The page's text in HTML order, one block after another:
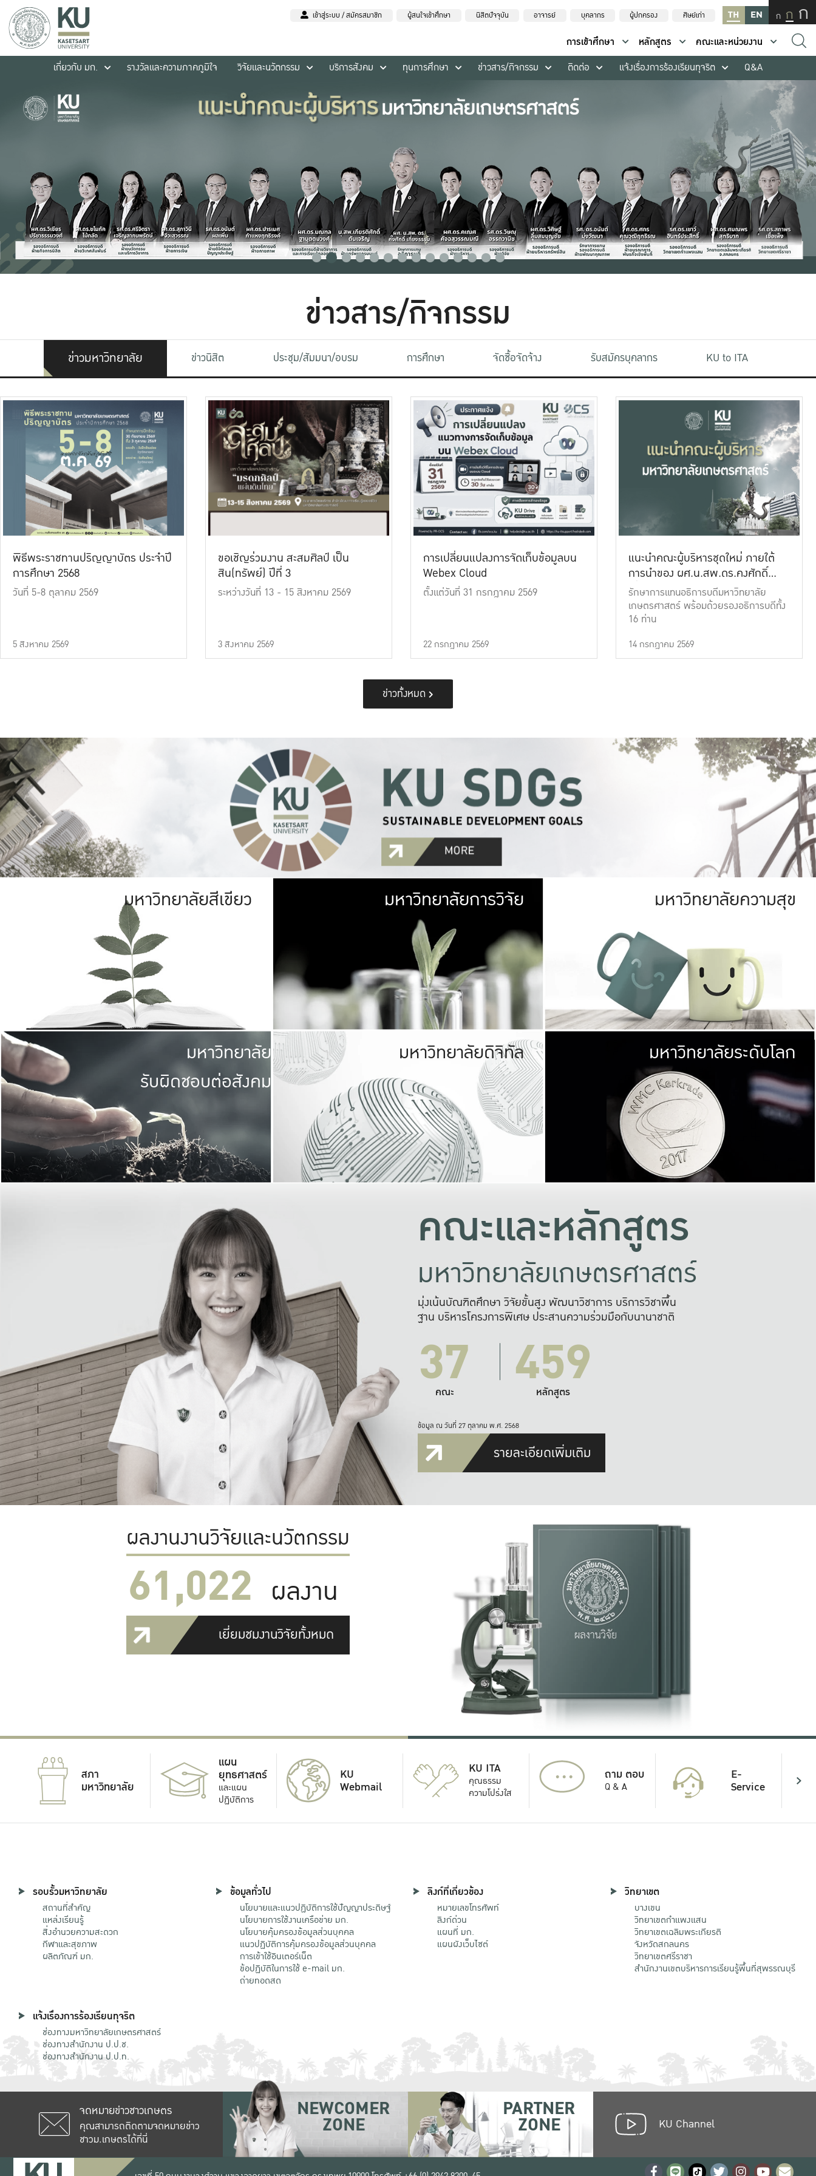
เข้าสู่ระบบ / สมัครสมาชิก ผู้สนใจเข้าศึกษา นิสิตปัจจุบัน อาจารย์ บุคลากร ผู้ปกครอง ศิษย์เก่า TH EN ก ก ก
การเข้าศึกษา หลักสูตร
คณะและหน่วยงาน
เกี่ยวกับ มก.
รางวัลและความภาคภูมิใจ วิจัยและนวัตกรรม บริการสังคม ทุนการศึกษา ข่าวสาร/กิจกรรม ติดต่อ แจ้งเรื่องการร้องเรียนทุจริต Q&A
ข่าวสาร/กิจกรรม
ข่าวมหาวิทยาลัย ข่าวนิสิต ประชุม/สัมมนา/อบรม การศึกษา จัดซื้อจัดจ้าง รับสมัครบุคลากร KU to ITA
พิธีพระราชทานปริญญาบัตร ประจำปี
การศึกษา 2568
วันที่ 5-8 ตุลาคม 2569
5 สิงหาคม 2569
ขอเชิญร่วมงาน สะสมศิลป์ เป็น
สิน(ทรัพย์) ปีที่ 3
ระหว่างวันที่ 13 - 15 สิงหาคม 2569
3 สิงหาคม 2569
การเปลี่ยนแปลงการจัดเก็บข้อมูลบน
Webex Cloud
ตั้งแต่วันที่ 31 กรกฎาคม 2569
22 กรกฎาคม 2569
แนะนำคณะผู้บริหารชุดใหม่ ภายใต้
การนำของ ผศ.น.สพ.ดร.คงศักดิ์
เที่ยงธรรม
รักษาการแทนอธิการบดีมหาวิทยาลัย
เกษตรศาสตร์ พร้อมด้วยรองอธิการบดีทั้ง
16 ท่าน
14 กรกฎาคม 2569
ข่าวทั้งหมด
มหาวิทยาลัยสีเขียว มหาวิทยาลัย
เกษตรศาสตร์ มีพื้นที่เขียวสดใส หนาแน่น
เป็นป่าในเมือง (URBAN FOREST)
เกษตรในเมือง (URBAN AGRICULTURE)
ที่นับรวมกันได้ประมาณ 1,400 ไร่
มหาวิทยาลัยการวิจัย มหาวิทยาลัย
ให้กับประชาชน
มหาวิทยาลัยความสุข
มหาวิทยาลัย
รับผิดชอบต่อสังคม
มหาวิทยาลัยรับผิดชอบต่อสังคม
ร่วมมือกับชุมชน เพื่อความกินดีอยู่ดี
และความสุขอย่างยั่งยืน
มองปัญหาในภาพกว้าง
แก้ไขจากปัญหาจุดเล็กๆ
มหาวิทยาลัยดิจิทัล มหาวิทยา
พร้อมที่จ
และผลักดันในการใช้ระบบส
เพื่อการทำงานแ
มหาวิทยาลัยระดับโลก
คณะและหลักสูตร
มหาวิทยาลัยเกษตรศาสตร์
มุ่งเน้นบัณฑิตศึกษา วิจัยขั้นสูง พัฒนาวิชาการ บริการวิชาพื้น
ฐาน บริหารโครงการพิเศษ ประสานความร่วมมือกับนานาชาติ
37
คณะ 459
หลักสูตร
ข้อมูล ณ วันที่ 27 ตุลาคม พ.ศ. 2568
รายละเอียดเพิ่มเติม
ผลงานงานวิจัยและนวัตกรรม
61,022 ผลงาน
เยี่ยมชมงานวิจัยทั้งหมด
สภา
มหาวิทยาลัย
แผน
ยุทธศาสตร์
และแผน
ปฏิบัติการ
KU
Webmail
KU ITA
คุณธรรม
ความโปร่งใส
... ถาม ตอบ
Q & A
E-
Service
รอบรั้วมหาวิทยาลัย
สถานที่สำคัญ
แหล่งเรียนรู้
สิ่งอำนวยความสะดวก
กีฬาและสุขภาพ
ผลิตภัณฑ์ มก.
ข้อมูลทั่วไป
นโยบายและแนวปฏิบัติการใช้ปัญญาประดิษฐ์
นโยบายการใช้งานเครือข่าย มก.
นโยบายคุ้มครองข้อมูลส่วนบุคคล
แนวปฏิบัติการคุ้มครองข้อมูลส่วนบุคคล
การเข้าใช้อินเตอร์เน็ต
ข้อปฏิบัติในการใช้ e-mail มก.
ถ่ายทอดสด
ลิงก์ที่เกี่ยวข้อง
หมายเลขโทรศัพท์
ลิงก์ด่วน
แผนที่ มก.
แผนผังเว็บไซต์
วิทยาเขต
บางเขน
วิทยาเขตกําแพงแสน
วิทยาเขตเฉลิมพระเกียรติ
จังหวัดสกลนคร
วิทยาเขตศรีราชา
สำนักงานเขตบริหารการเรียนรู้พื้นที่สุพรรณบุรี
แจ้งเรื่องการร้องเรียนทุจริต
ช่องทางมหาวิทยาลัยเกษตรศาสตร์
ช่องทางสำนักงาน ป.ป.ช.
ช่องทางสำนักงาน ป.ป.ท.
จดหมายข่าวชาวเกษตร
คุณสามารถติดตามจดหมายข่าว
ชาวม.เกษตรได้ที่นี่
NEWCOMER
ZONE
PARTNER
ZONE KU Channel